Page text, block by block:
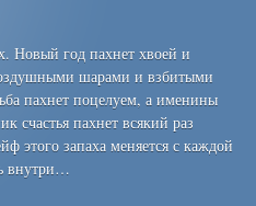
Новый год пахнет хвоей и
шарами и взбитыми
пахнет поцелуем, а именины
счастья пахнет всякий раз
этого запаха меняется с каждой
внутри…